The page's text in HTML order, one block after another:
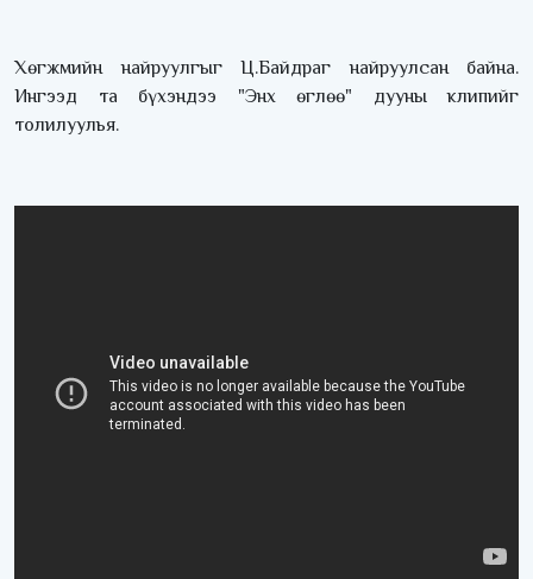
Хөгжмийн найруулгыг Ц.Байдраг найруулсан байна.
Ингээд та бүхэндээ "Энх өглөө" дууны клипийг
толилуулья.